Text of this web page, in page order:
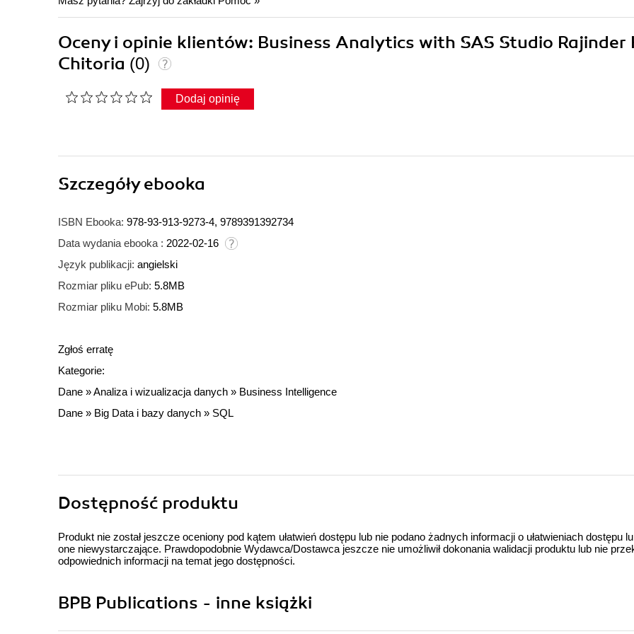
Oceny i opinie klientów: Business Analytics with SAS Studio Rajinder
Chitoria (0)
Dodaj opinię
Szczegółyebooka
ISBN Ebooka: 978-93-913-9273-4, 9789391392734
Data wydania ebooka : 2022-02-16
Język publikacji: angielski
Rozmiar pliku ePub: 5.8MB
Rozmiar pliku Mobi: 5.8MB
Zgłoś erratę
Kategorie:
Dane »Analiza i wizualizacja danych » Business Intelligence
Dane » Big Data i bazy danych » SQL
Dostępność produktu
Produkt nie został jeszcze oceniony pod kątem ułatwień dostępu lub nie podano żadnych informacji o ułatwieniach dostępu
one niewystarczające. Prawdopodobnie Wydawca/Dostawca jeszcze nie umożliwił dokonania walidacji produktu lub nie
odpowiednich informacji na temat jego dostępności.
BPB Publications - inne książki